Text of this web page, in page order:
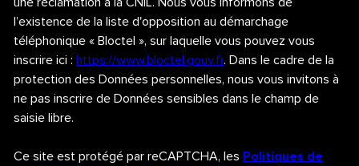
l’existence de la liste d'opposition au démarchage
téléphonique « Bloctel », sur laquelle vous pouvez vous
inscrire ici : https://www.bloctel.gouv.fr. Dans le cadre de la
protection des Données personnelles, nous vous invitons à
ne pas inscrire de Données sensibles dans le champ de
saisie libre.
Ce site est protégé par reCAPTCHA, les Politiques de